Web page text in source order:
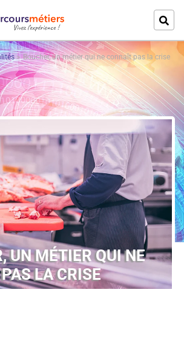
Boucher, un métier qui ne connaît pas la crise
UN MÉTIER QUI NE
LA CRISE